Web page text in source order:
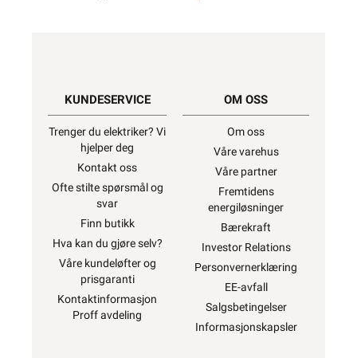
KUNDESERVICE
Trenger du elektriker? Vi
hjelper deg
Kontakt oss
Ofte stilte spørsmål og
svar
Finn butikk
Hva kan du gjøre selv?
Våre kundeløfter og
prisgaranti
Kontaktinformasjon
Proff avdeling
OM OSS
Om oss
Våre varehus
Våre partner
Fremtidens
energiløsninger
Bærekraft
Investor Relations
Personvernerklæring
EE-avfall
Salgsbetingelser
Informasjonskapsler